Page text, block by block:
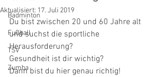
Badminton
Fußball
TSV
Zumba
Aktualisiert: 17. Juli 2019
Du bist zwischen 20 und 60 Jahre alt
und suchst die sportliche
Herausforderung?
Gesundheit ist dir wichtig?
Dann bist du hier genau richtig!